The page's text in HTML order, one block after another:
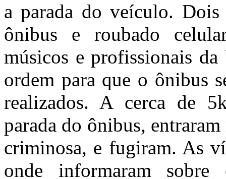
a parada do veículo.
ônibus e roubado
músicos e profissionais
ordem para que o ônibus
realizados. A cerca de
parada do ônibus,
criminosa, e fugiram. As
onde informaram